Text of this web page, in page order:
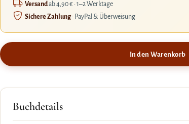
Versandab 4,90 € · 1–2 Werktage
Sichere Zahlung· PayPal & Überweisung
In den Warenkorb
Buchdetails